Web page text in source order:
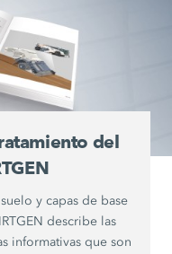
del
y capas de base
describe las
informativas que son